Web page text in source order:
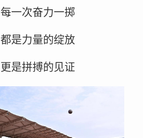
每一次奋力一掷
都是力量的绽放
更是拼搏的见证